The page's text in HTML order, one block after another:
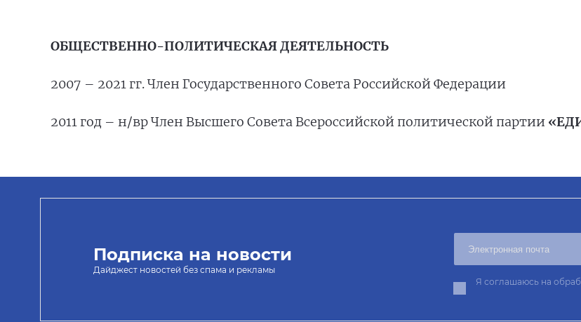
ОБЩЕСТВЕННО-ПОЛИТИЧЕСКАЯ ДЕЯТЕЛЬНОСТЬ
2007 – 2021 гг. Член Государственного Совета Российской Федерации
2011 год – н/вр Член Высшего Совета Всероссийской политической партии
Подписка на новости
Дайджест новостей без спама и рекламы
Я соглашаюсь на